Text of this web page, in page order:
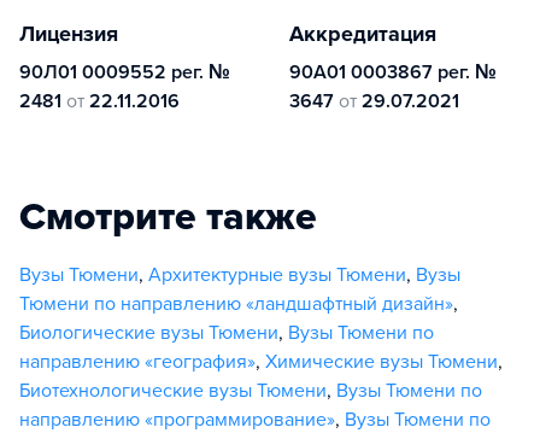
Лицензия
90Л01 0009552 рег. №
2481 от 22.11.2016
Аккредитация
90А01 0003867 рег. №
3647 от 29.07.2021
Смотрите также
Вузы Тюмени, Архитектурные вузы Тюмени, Вузы
Тюмени по направлению «ландшафтный дизайн»,
Биологические вузы Тюмени, Вузы Тюмени по
направлению «география», Химические вузы Тюмени,
Биотехнологические вузы Тюмени, Вузы Тюмени по
направлению «программирование», Вузы Тюмени по